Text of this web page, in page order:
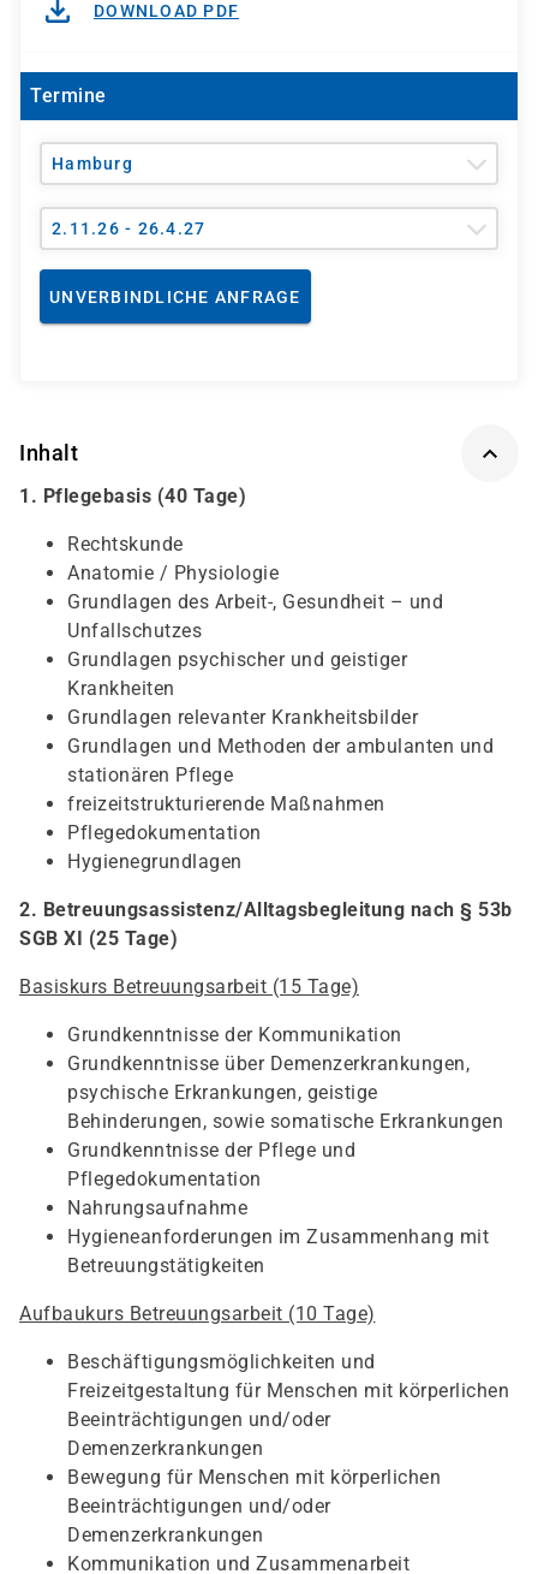
DOWNLOAD PDF
Termine
Hamburg
2.11.26 - 26.4.27
UNVERBINDLICHE ANFRAGE
Inhalt
1. Pflegebasis (40 Tage)
Rechtskunde
Anatomie / Physiologie
Grundlagen des Arbeit-, Gesundheit – und
Unfallschutzes
Grundlagen psychischer und geistiger
Krankheiten
Grundlagen relevanter Krankheitsbilder
Grundlagen und Methoden der ambulanten und
stationären Pflege
freizeitstrukturierende Maßnahmen
Pflegedokumentation
Hygienegrundlagen
2. Betreuungsassistenz/Alltagsbegleitung nach § 53b
SGB XI (25 Tage)
Basiskurs Betreuungsarbeit (15 Tage)
Grundkenntnisse der Kommunikation
Grundkenntnisse über Demenzerkrankungen,
psychische Erkrankungen, geistige
Behinderungen, sowie somatische Erkrankungen
Grundkenntnisse der Pflege und
Pflegedokumentation
Nahrungsaufnahme
Hygieneanforderungen im Zusammenhang mit
Betreuungstätigkeiten
Aufbaukurs Betreuungsarbeit (10 Tage)
Beschäftigungsmöglichkeiten und
Freizeitgestaltung für Menschen mit körperlichen
Beeinträchtigungen und/oder
Demenzerkrankungen
Bewegung für Menschen mit körperlichen
Beeinträchtigungen und/oder
Demenzerkrankungen
Kommunikation und Zusammenarbeit